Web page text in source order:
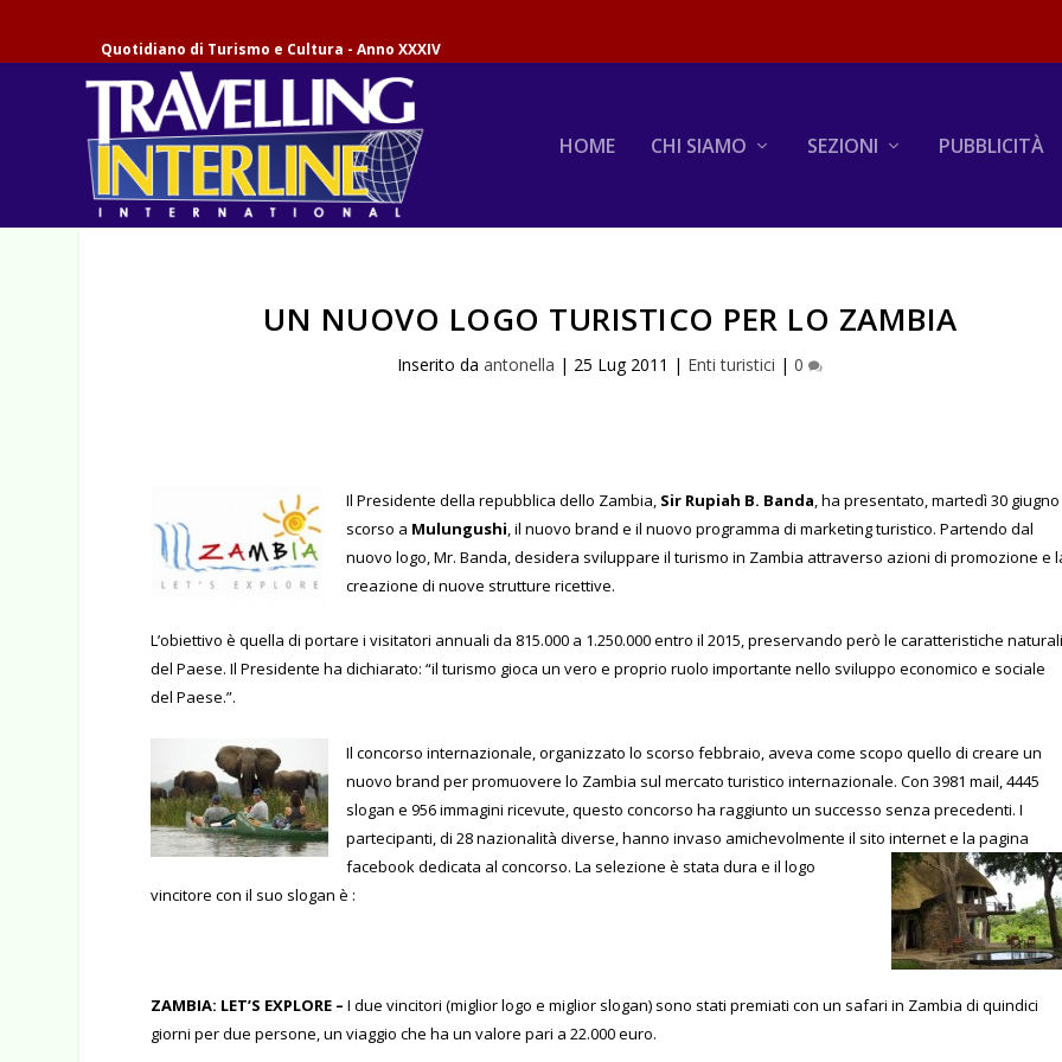
Quotidiano di Turismo e Cultura - Anno XXXIV
HOME CHI SIAMO SEZIONI PUBBLICITÀ
UN NUOVO LOGO TURISTICO PER LO ZAMBIA
Inserito daantonella | 25 Lug 2011 | Enti turistici |0
Il Presidente della repubblica dello Zambia, Sir Rupiah B. Banda, ha presentato, martedì 30 giugno
scorso a Mulungushi, il nuovo brand e il nuovo programma di marketing turistico. Partendo dal
nuovo logo, Mr. Banda, desidera sviluppare il turismo in Zambia attraverso azioni di promozione e
creazione di nuove strutture ricettive.
L’obiettivo è quella di portare i visitatori annuali da 815.000 a 1.250.000 entro il 2015, preservando però le caratteristiche
del Paese. Il Presidente ha dichiarato: “il turismo gioca un vero e proprio ruolo importante nello sviluppo economico e sociale
del Paese.”.
Il concorso internazionale, organizzato lo scorso febbraio, aveva come scopo quello di creare un
nuovo brand per promuovere lo Zambia sul mercato turistico internazionale. Con 3981 mail, 4445
slogan e 956 immagini ricevute, questo concorso ha raggiunto un successo senza precedenti. I
partecipanti, di 28 nazionalità diverse, hanno invaso amichevolmente il sito internet e la pagina
facebookdedicata al concorso. La selezione è stata dura e il logo
vincitore con il suo slogan è :
ZAMBIA: LET’S EXPLORE –I due vincitori (miglior logo e miglior slogan) sono stati premiati con un safari in Zambia di quindici
giorni per due persone, un viaggio che ha un valore pari a 22.000 euro.